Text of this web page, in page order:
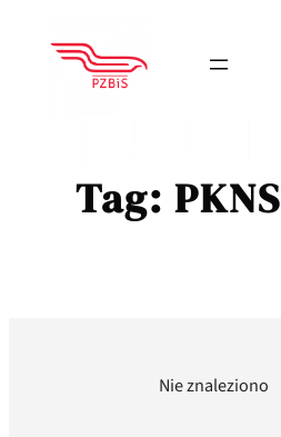
Tag: PKNS
Nie znaleziono